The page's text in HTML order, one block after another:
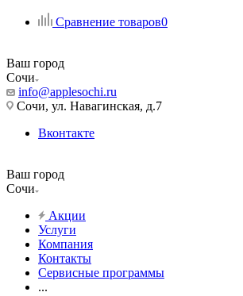
Сравнение товаров0
Ваш город
Сочи
info@applesochi.ru
Сочи, ул. Навагинская, д.7
Вконтакте
Ваш город
Сочи
Акции
Услуги
Компания
Контакты
Сервисные программы
...